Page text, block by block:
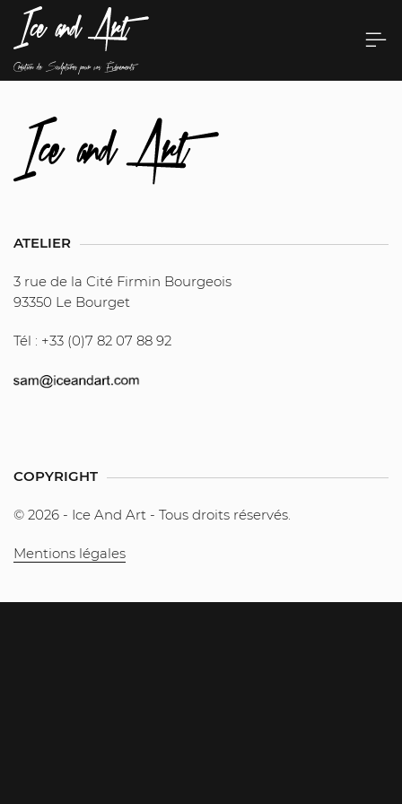
ATELIER
3 rue de la Cité Firmin Bourgeois
93350 Le Bourget
Tél : +33 (0)7 82 07 88 92
COPYRIGHT
© 2026 - Ice And Art - Tous droits réservés.
Mentions légales